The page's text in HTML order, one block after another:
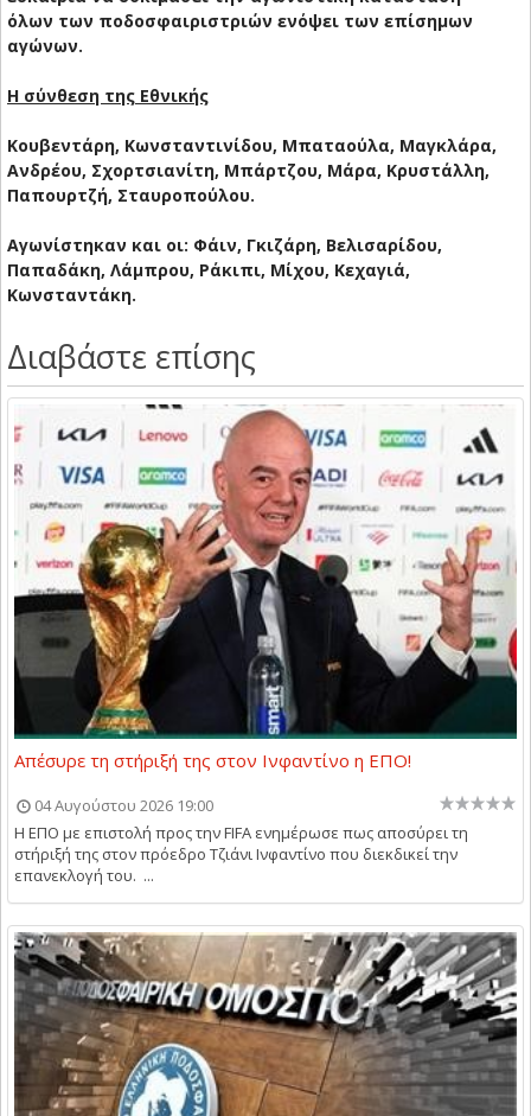
όλων των ποδοσφαιριστριών ενόψει των επίσημων
αγώνων.
Η σύνθεση της Εθνικής
Κουβεντάρη, Κωνσταντινίδου, Μπαταούλα, Μαγκλάρα,
Ανδρέου, Σχορτσιανίτη, Μπάρτζου, Μάρα, Κρυστάλλη,
Παπουρτζή, Σταυροπούλου.
Αγωνίστηκαν και οι: Φάιν, Γκιζάρη, Βελισαρίδου,
Παπαδάκη, Λάμπρου, Ράκιπι, Μίχου, Κεχαγιά,
Κωνσταντάκη.
Διαβάστε επίσης
Απέσυρε τη στήριξή της στον Ινφαντίνο η ΕΠΟ!
04 Αυγούστου 2026 19:00
Η ΕΠΟ με επιστολή προς την FIFA ενημέρωσε πως αποσύρει τη
στήριξή της στον πρόεδρο Τζιάνι Ινφαντίνο που διεκδικεί την
επανεκλογή του. ...